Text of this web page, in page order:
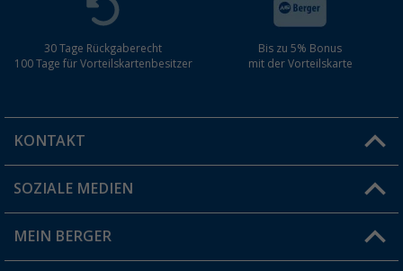
30 Tage Rückgaberecht
100 Tage für Vorteilskartenbesitzer
Bis zu 5% Bonus
mit der Vorteilskarte
KONTAKT
Du hast eine Frage?
Filiale finden
SOZIALE MEDIEN
MEIN BERGER